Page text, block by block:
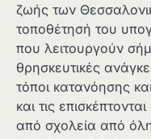
ζωής των
τοποθέτησή του
που λειτουργούν
θρησκευτικές
τόποι κατανόησης
και τις
από σχολεία από